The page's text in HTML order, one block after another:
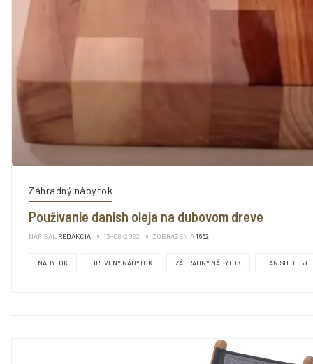
Záhradný nábytok
Používanie danish oleja na dubovom dreve
NAPÍSAL REDAKCIA 13-08-2022 ZOBRAZENIA 1662
NÁBYTOK DREVENÝ NÁBYTOK ZÁHRADNÝ NÁBYTOK DANISH OLEJ